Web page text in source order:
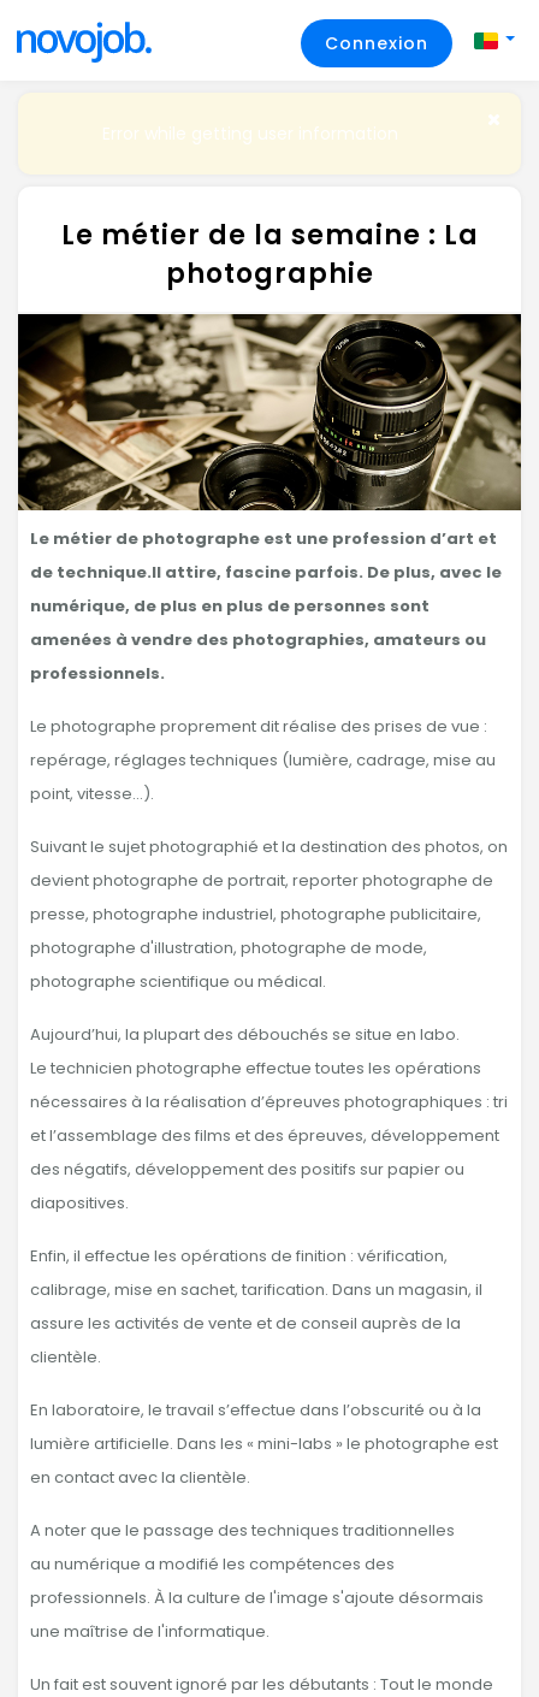
Connexion
Error while getting user information
Le métier de la semaine : La
photographie
Le métier de photographe est une profession d’art et
de technique.Il attire, fascine parfois. De plus, avec le
numérique, de plus en plus de personnes sont
amenées à vendre des photographies, amateurs ou
professionnels.
Le photographe proprement dit réalise des prises de vue :
repérage, réglages techniques (lumière, cadrage, mise au
point, vitesse…).
Suivant le sujet photographié et la destination des photos, on
devient photographe de portrait, reporter photographe de
presse, photographe industriel, photographe publicitaire,
photographe d'illustration, photographe de mode,
photographe scientifique ou médical.
Aujourd’hui, la plupart des débouchés se situe en labo.
Le technicien photographe effectue toutes les opérations
nécessaires à la réalisation d’épreuves photographiques : tri
et l’assemblage des films et des épreuves, développement
des négatifs, développement des positifs sur papier ou
diapositives.
Enfin, il effectue les opérations de finition : vérification,
calibrage, mise en sachet, tarification. Dans un magasin, il
assure les activités de vente et de conseil auprès de la
clientèle.
En laboratoire, le travail s’effectue dans l’obscurité ou à la
lumière artificielle. Dans les « mini-labs » le photographe est
en contact avec la clientèle.
A noter que le passage des techniques traditionnelles
au numérique a modifié les compétences des
professionnels. À la culture de l'image s'ajoute désormais
une maîtrise de l'informatique.
Un fait est souvent ignoré par les débutants : Tout le monde